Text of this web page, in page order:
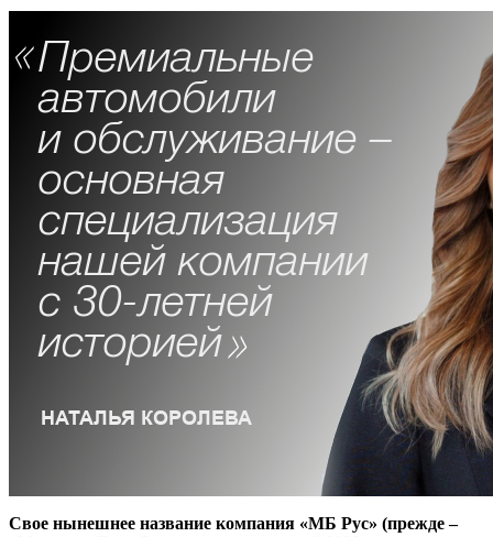
Свое нынешнее название компания «МБ Рус» (прежде –